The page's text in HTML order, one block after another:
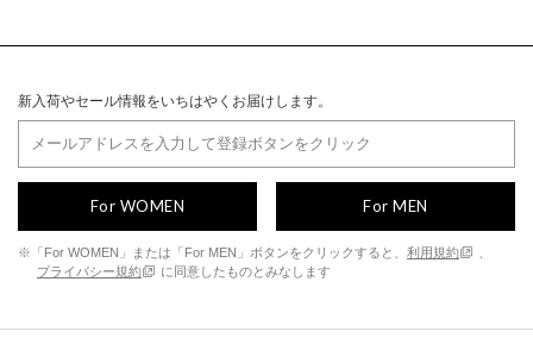
新入荷やセール情報をいちはやくお届けします。
For WOMEN For MEN
※「For WOMEN」または「For MEN」ボタンをクリックすると、 利用規約
プライバシー規約
に同意したものとみなします